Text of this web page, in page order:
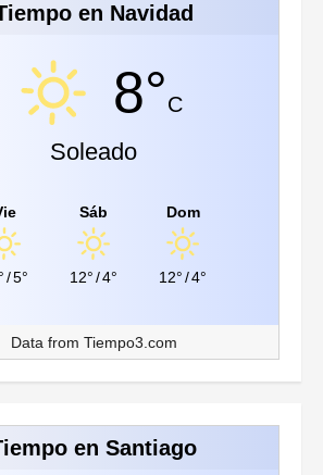
en Navidad
8°C
Soleado
/5°
Sáb
12° /4°
Dom
12° /4°
Data from Tiempo3.com
en Santiago